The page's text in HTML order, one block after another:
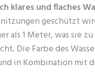
klares und flaches
geschützt
als 1 Meter, was sie
Die Farbe des
in Kombination mit